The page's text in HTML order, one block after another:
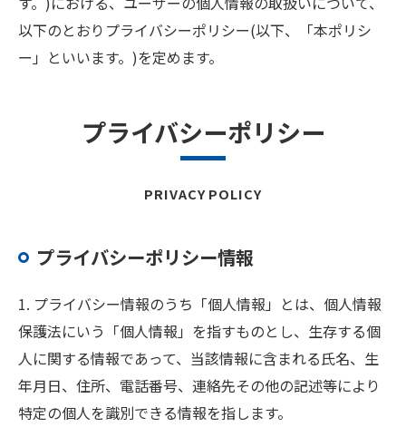
以下のとおりプライバシーポリシー(以下、「本ポリシ
ー」といいます。)を定めます。
プライバシーポリシー
PRIVACY POLICY
プライバシーポリシー情報
1. プライバシー情報のうち「個人情報」とは、個人情報
保護法にいう「個人情報」を指すものとし、生存する個
人に関する情報であって、当該情報に含まれる氏名、生
年月日、住所、電話番号、連絡先その他の記述等により
特定の個人を識別できる情報を指します。